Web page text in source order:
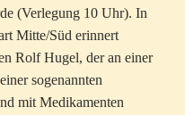
(Verlegung 10 Uhr). In
Mitte/Süd erinnert
Rolf Hugel, der an einer
sogenannten
mit Medikamenten